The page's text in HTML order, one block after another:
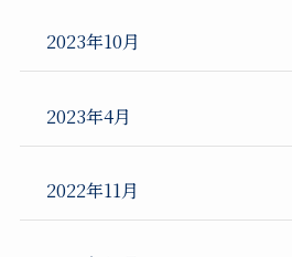
2023年10月
2023年4月
2022年11月